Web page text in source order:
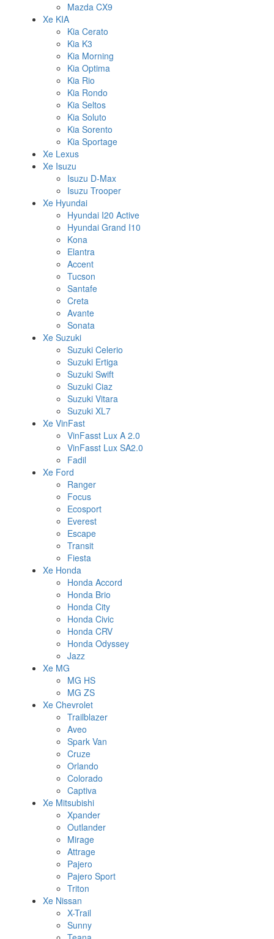
Mazda CX9
Xe KIA
Kia Cerato
Kia K3
Kia Morning
Kia Optima
Kia Rio
Kia Rondo
Kia Seltos
Kia Soluto
Kia Sorento
Kia Sportage
Xe Lexus
Xe Isuzu
Isuzu D-Max
Isuzu Trooper
Xe Hyundai
Hyundai I20 Active
Hyundai Grand I10
Kona
Elantra
Accent
Tucson
Santafe
Creta
Avante
Sonata
Xe Suzuki
Suzuki Celerio
Suzuki Ertiga
Suzuki Swift
Suzuki Ciaz
Suzuki Vitara
Suzuki XL7
Xe VinFast
VinFasst Lux A 2.0
VinFasst Lux SA2.0
Fadil
Xe Ford
Ranger
Focus
Ecosport
Everest
Escape
Transit
Fiesta
Xe Honda
Honda Accord
Honda Brio
Honda City
Honda Civic
Honda CRV
Honda Odyssey
Jazz
Xe MG
MG HS
MG ZS
Xe Chevrolet
Trailblazer
Aveo
Spark Van
Cruze
Orlando
Colorado
Captiva
Xe Mitsubishi
Xpander
Outlander
Mirage
Attrage
Pajero
Pajero Sport
Triton
Xe Nissan
X-Trail
Sunny